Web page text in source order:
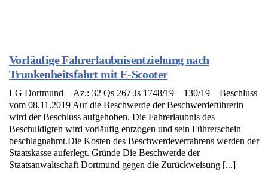
Vorläufige Fahrerlaubnisentziehung nach
Trunkenheitsfahrt mit E-Scooter
LG Dortmund – Az.: 32 Qs 267 Js 1748/19 – 130/19 – Beschluss
vom 08.11.2019 Auf die Beschwerde der Beschwerdeführerin
wird der Beschluss aufgehoben. Die Fahrerlaubnis des
Beschuldigten wird vorläufig entzogen und sein Führerschein
beschlagnahmt.Die Kosten des Beschwerdeverfahrens werden der
Staatskasse auferlegt. Gründe Die Beschwerde der
Staatsanwaltschaft Dortmund gegen die Zurückweisung [...]